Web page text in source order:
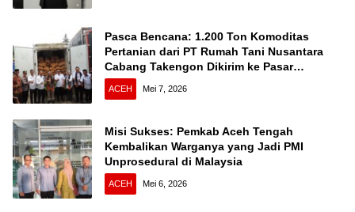
Pasca Bencana: 1.200 Ton Komoditas
Pertanian dari PT Rumah Tani Nusantara
Cabang Takengon Dikirim ke Pasar
Nasional
ACEH Mei 7, 2026
Misi Sukses: Pemkab Aceh Tengah
Kembalikan Warganya yang Jadi PMI
Unprosedural di Malaysia
ACEH Mei 6, 2026